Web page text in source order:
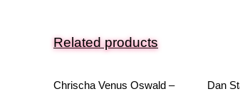
Related products
Chrischa Venus Oswald –
Dan